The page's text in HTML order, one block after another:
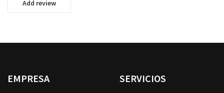
Add review
EMPRESA SERVICIOS